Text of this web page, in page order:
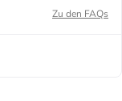
Zu den FAQs